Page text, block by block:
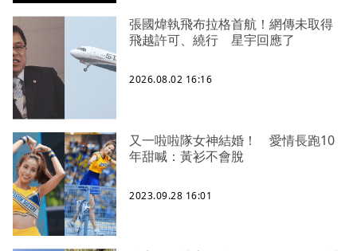
張國煒執飛布拉格首航！網傳未取得
飛越許可、繞行 星宇回應了
2026.08.02 16:16
又一啦啦隊女神結婚！ 愛情長跑10
年甜喊：黃衫不會脫
2023.09.28 16:01